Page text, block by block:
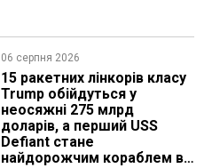
06 серпня 2026
15 ракетних лінкорів класу
Trump обійдуться у
неосяжні 275 млрд
доларів, а перший USS
Defiant стане
найдорожчим кораблем в